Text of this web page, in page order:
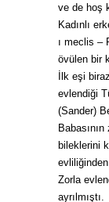
ve de hoş
Kadınlı
ı meclis –
övülen bir
İlk eşi
evlendiği
(Sander)
bileklerini
Zorla
ayrılmıştı.